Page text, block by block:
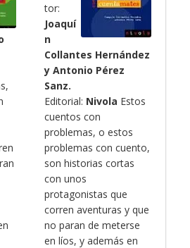
tor:
Joaquí
n
Collantes Hernández
y Antonio Pérez
Sanz.
Editorial: Nivola Estos
cuentos con
problemas, o estos
problemas con cuento,
son historias cortas
con unos
protagonistas que
corren aventuras y que
no paran de meterse
en líos, y además en